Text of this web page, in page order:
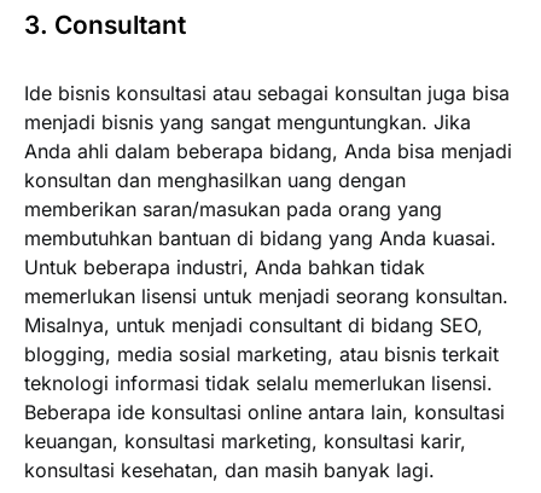
3. Consultant
Ide bisnis konsultasi atau sebagai konsultan juga bisa
menjadi bisnis yang sangat menguntungkan. Jika
Anda ahli dalam beberapa bidang, Anda bisa menjadi
konsultan dan menghasilkan uang dengan
memberikan saran/masukan pada orang yang
membutuhkan bantuan di bidang yang Anda kuasai.
Untuk beberapa industri, Anda bahkan tidak
memerlukan lisensi untuk menjadi seorang konsultan.
Misalnya, untuk menjadi consultant di bidang SEO,
blogging, media sosial marketing, atau bisnis terkait
teknologi informasi tidak selalu memerlukan lisensi.
Beberapa ide konsultasi online antara lain, konsultasi
keuangan, konsultasi marketing, konsultasi karir,
konsultasi kesehatan, dan masih banyak lagi.